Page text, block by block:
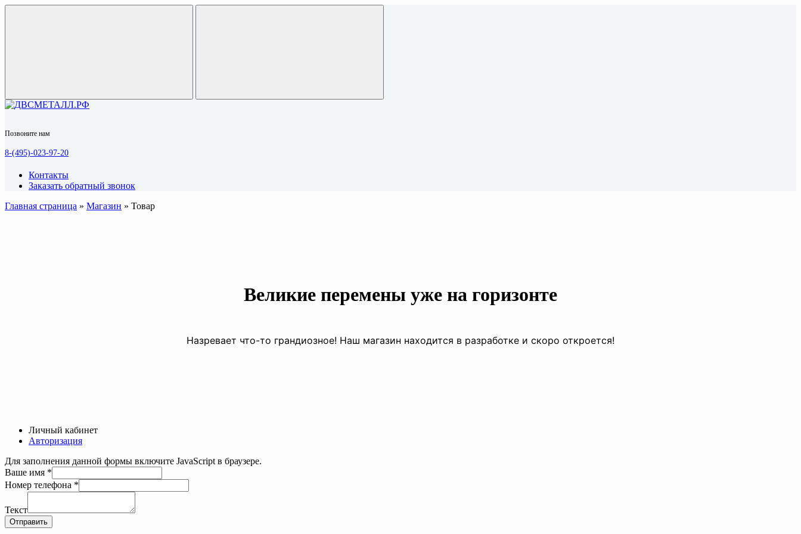
Позвоните нам
8-(495)-023-97-20
Контакты
Заказать обратный звонок
Главная страница » Магазин » Товар
Великие перемены уже на горизонте
Назревает что-то грандиозное! Наш магазин находится в разработке и скоро откроется!
Личный кабинет
Авторизация
Для заполнения данной формы включите JavaScript в браузере.
Ваше имя *
Номер телефона *
Ваше
Текст
Текст
Отправить